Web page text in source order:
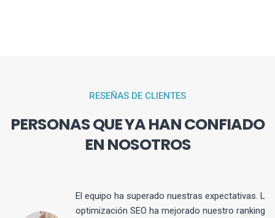
RESEÑAS DE CLIENTES
PERSONAS QUE YA HAN CONFIADO
EN NOSOTROS
El equipo ha superado nuestras expectativas. La
optimización SEO ha mejorado nuestro ranking y